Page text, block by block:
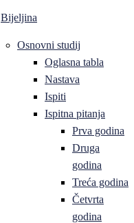
Bijeljina
Osnovni studij
Oglasna tabla
Nastava
Ispiti
Ispitna pitanja
Prva godina
Druga
godina
Treća godina
Četvrta
godina